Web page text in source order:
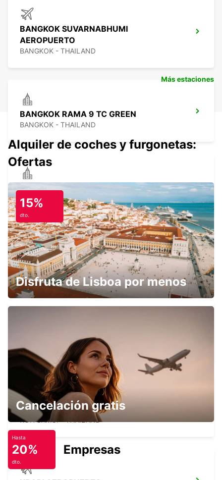
BANGKOK SUVARNABHUMI
AEROPUERTO
BANGKOK - THAILAND
BANGKOK RAMA 9 TC GREEN
BANGKOK - THAILAND
BANGKOK CIUDAD - SUKHUMVIT
BANGKOK - THAILAND
NEW TECHO APT
KANDAL PROVINCE - CAMBODIA
CHIANG MAI INTERNATIONAL AIRPORT
CHIANG MAI - THAILAND
SAMUI AEROPUERTO INTERNACIONAL
KOH SAMUI - THAILAND
Más estaciones
Alquiler de coches y furgonetas:
Ofertas
15%
dto.
Disfruta de Lisboa por menos
Cancelación gratis
Hasta
20%
dto.
Empresas